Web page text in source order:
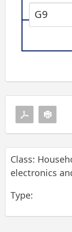
G9
Class:
electronics
Type: